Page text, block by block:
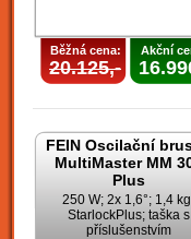
Běžná cena:
20.125,-
Akční
FEIN Oscilační
MultiMaster MM
Plus
250 W; 2x 1,6°; 1,4
StarlockPlus; taška s
příslušenstvím